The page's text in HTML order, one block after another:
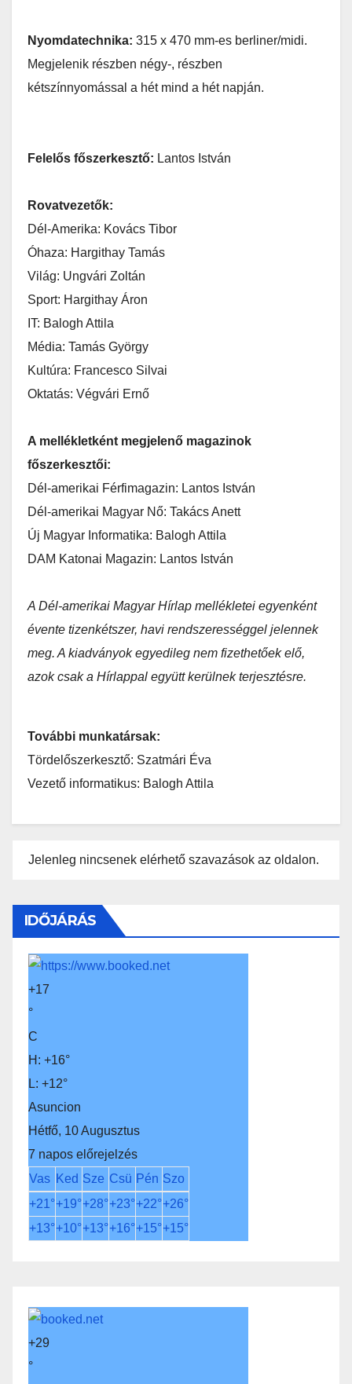
Nyomdatechnika: 315 x 470 mm-es berliner/midi.
Megjelenik részben négy-, részben
kétszínnyomással a hét mind a hét napján.
Felelős főszerkesztő: Lantos István
Rovatvezetők:
Dél-Amerika: Kovács Tibor
Óhaza: Hargithay Tamás
Világ: Ungvári Zoltán
Sport: Hargithay Áron
IT: Balogh Attila
Média: Tamás György
Kultúra: Francesco Silvai
Oktatás: Végvári Ernő
A mellékletként megjelenő magazinok
főszerkesztői:
Dél-amerikai Férfimagazin: Lantos István
Dél-amerikai Magyar Nő: Takács Anett
Új Magyar Informatika: Balogh Attila
DAM Katonai Magazin: Lantos István
A Dél-amerikai Magyar Hírlap mellékletei egyenként
évente tizenkétszer, havi rendszerességgel jelennek
meg. A kiadványok egyedileg nem fizethetőek elő,
azok csak a Hírlappal együtt kerülnek terjesztésre.
További munkatársak:
Tördelőszerkesztő: Szatmári Éva
Vezető informatikus: Balogh Attila
Jelenleg nincsenek elérhető szavazások az oldalon.
IDŐJÁRÁS
+17
°
C
H: +16°
L: +12°
Asuncion
Hétfő, 10 Augusztus
7 napos előrejelzés
Vas Ked Sze Csü Pén Szo
+21°+19°+28°+23°+22°+26°
+13°+10°+13°+16°+15°+15°
+29
°